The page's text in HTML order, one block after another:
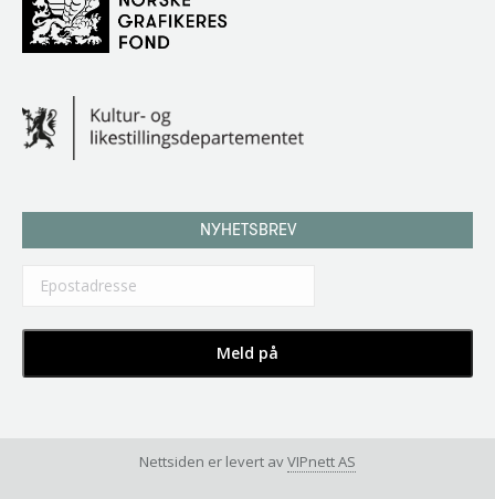
NYHETSBREV
Nettsiden er levert avVIPnett AS